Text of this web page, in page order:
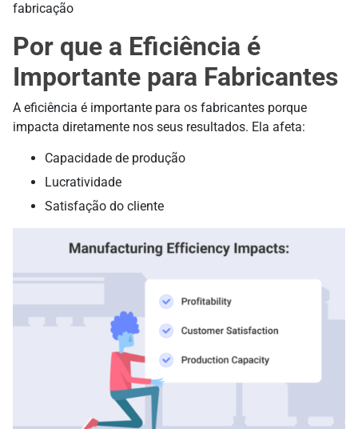
fabricação
Por que a Eficiência é
Importante para Fabricantes
A eficiência é importante para os fabricantes porque
impacta diretamente nos seus resultados. Ela afeta:
Capacidade de produção
Lucratividade
Satisfação do cliente